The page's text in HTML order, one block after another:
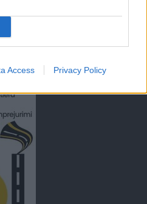
Access Privacy Policy